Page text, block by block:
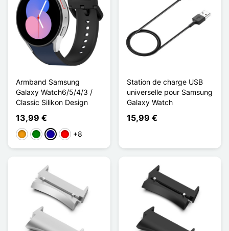
Armband Samsung
Galaxy Watch6/5/4/3 /
Classic Silikon Design
13,99 €
Orange
GrünDunkelblau
Rouge / Noir
+8
Station de charge USB
universelle pour Samsung
Galaxy Watch
15,99 €